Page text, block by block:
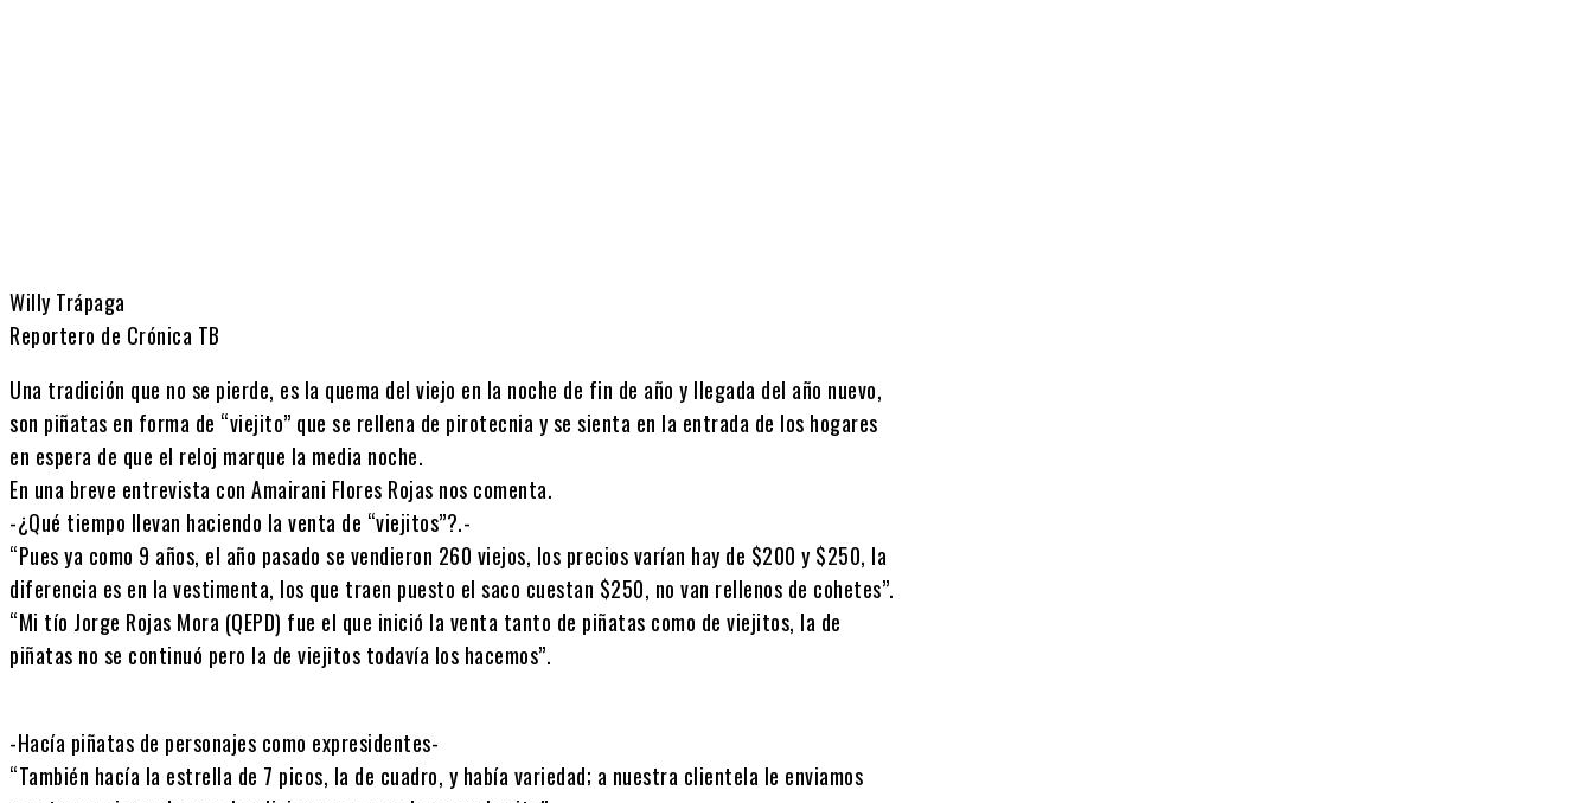
Willy Trápaga
Reportero de Crónica TB
Una tradición que no se pierde, es la quema del viejo en la noche de fin de año y llegada del año nuevo,
son piñatas en forma de “viejito” que se rellena de pirotecnia y se sienta en la entrada de los hogares
en espera de que el reloj marque la media noche.
En una breve entrevista con Amairani Flores Rojas nos comenta.
-¿Qué tiempo llevan haciendo la venta de “viejitos”?.-
“Pues ya como 9 años, el año pasado se vendieron 260 viejos, los precios varían hay de $200 y $250, la
diferencia es en la vestimenta, los que traen puesto el saco cuestan $250, no van rellenos de cohetes”.
“Mi tío Jorge Rojas Mora (QEPD) fue el que inició la venta tanto de piñatas como de viejitos, la de
piñatas no se continuó pero la de viejitos todavía los hacemos”.
-Hacía piñatas de personajes como expresidentes-
“También hacía la estrella de 7 picos, la de cuadro, y había variedad; a nuestra clientela le enviamos